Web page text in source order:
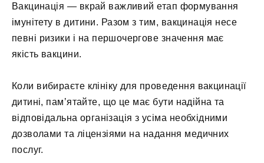
Вакцинація — вкрай важливий етап формування
імунітету в дитини. Разом з тим, вакцинація несе
певні ризики і на першочергове значення має
якість вакцини.
Коли вибираєте клініку для проведення вакцинації
дитині, памʼятайте, що це має бути надійна та
відповідальна організація з усіма необхідними
дозволами та ліцензіями на надання медичних
послуг.